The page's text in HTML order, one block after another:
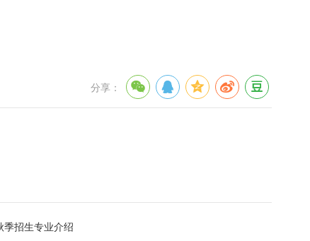
分享：
季招生专业介绍